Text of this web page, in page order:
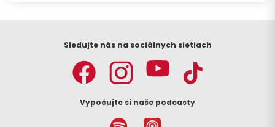
Sledujte nás na sociálnych sietiach
Vypočujte si naše podcasty